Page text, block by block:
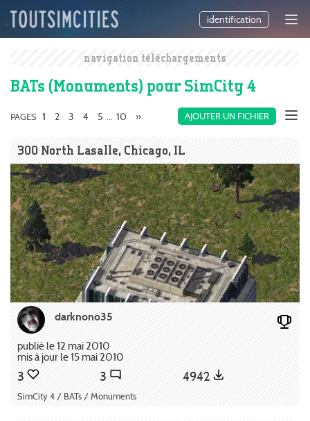
identification
navigation téléchargements
BATs (Monuments) pour SimCity 4
AJOUTER UN FICHIER
PAGES 1 2 3 4 5 ... 10 »
300 North Lasalle, Chicago, IL
darknono35
publié le 12 mai 2010
mis à jour le 15 mai 2010
3 3 4942
SimCity 4 / BATs / Monuments